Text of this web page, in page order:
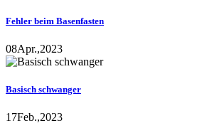
Fehler beim Basenfasten
08Apr.,2023
Basisch schwanger
17Feb.,2023